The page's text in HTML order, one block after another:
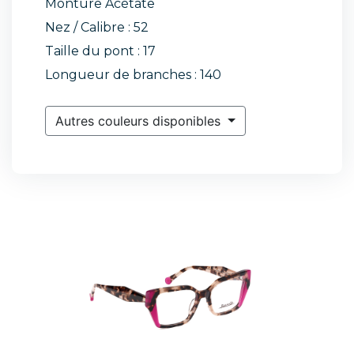
Monture Acétate
Nez / Calibre : 52
Taille du pont : 17
Longueur de branches : 140
Autres couleurs disponibles